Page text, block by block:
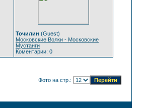
Точилин (Guest)
Московские Волки - Московские
Мустанги
Коментарии: 0
Фото на стр.: